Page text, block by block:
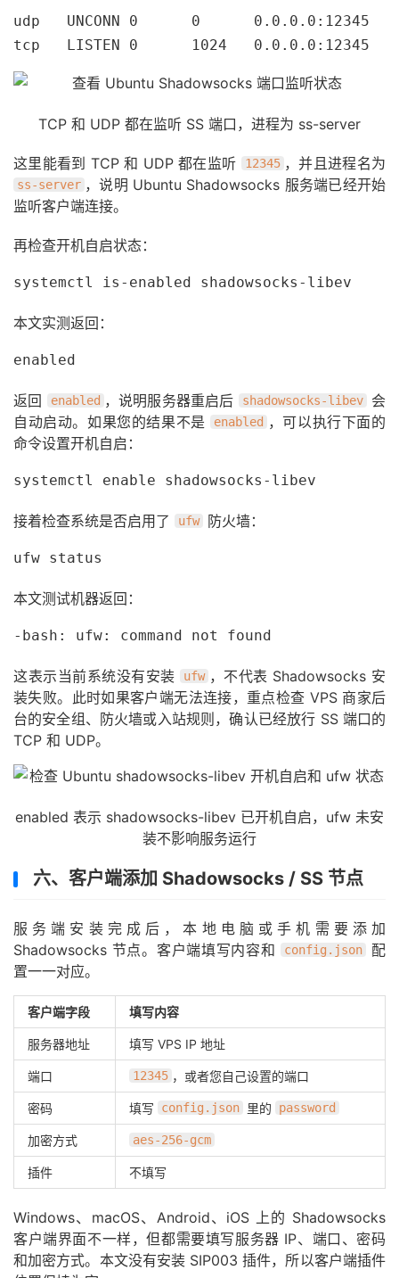
udp   UNCONN 0      0      0.0.0.0:12345
tcp   LISTEN 0      1024   0.0.0.0:12345
TCP 和 UDP 都在监听 SS 端口，进程为 ss-server
这里能看到 TCP 和 UDP 都在监听 12345 ，并且进程名为
ss-server ，说明 Ubuntu Shadowsocks 服务端已经开始
监听客户端连接。
再检查开机自启状态：
systemctl is-enabled shadowsocks-libev
本文实测返回：
enabled
返回 enabled ，说明服务器重启后 shadowsocks-libev
会
自动启动。如果您的结果不是
enabled ，可以执行下面的
命令设置开机自启：
systemctl enable shadowsocks-libev
接着检查系统是否启用了 ufw 防火墙：
ufw status
本文测试机器返回：
-bash: ufw: command not found
这表示当前系统没有安装 ufw ，不代表 Shadowsocks 安
装失败。此时如果客户端无法连接，重点检查 VPS 商家后
台的安全组、防火墙或入站规则，确认已经放行 SS 端口的
TCP 和 UDP。
enabled 表示 shadowsocks-libev 已开机自启，ufw 未安
装不影响服务运行
六、客户端添加 Shadowsocks / SS 节点
服务端安装完成后，本地电脑或手机需要添加
Shadowsocks 节点。客户端填写内容和
config.json
配
置一一对应。
客户端字段 填写内容
服务器地址 填写 VPS IP 地址
端口 12345 ，或者您自己设置的端口
密码 填写 config.json 里的 password
加密方式 aes-256-gcm
插件 不填写
Windows、macOS、Android、iOS 上的 Shadowsocks
客户端界面不一样，但都需要填写服务器 IP、端口、密码
和加密方式。本文没有安装 SIP003 插件，所以客户端插件